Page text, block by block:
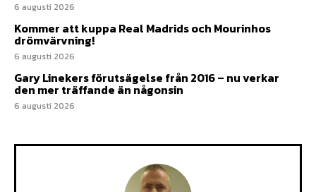
6 augusti 2026
Kommer att kuppa Real Madrids och Mourinhos
drömvärvning!
6 augusti 2026
Gary Linekers förutsägelse från 2016 – nu verkar
den mer träffande än någonsin
6 augusti 2026